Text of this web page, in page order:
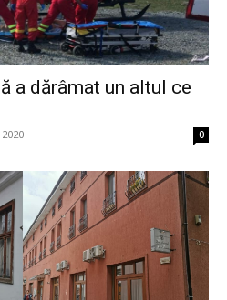
a dărâmat un altul ce
0